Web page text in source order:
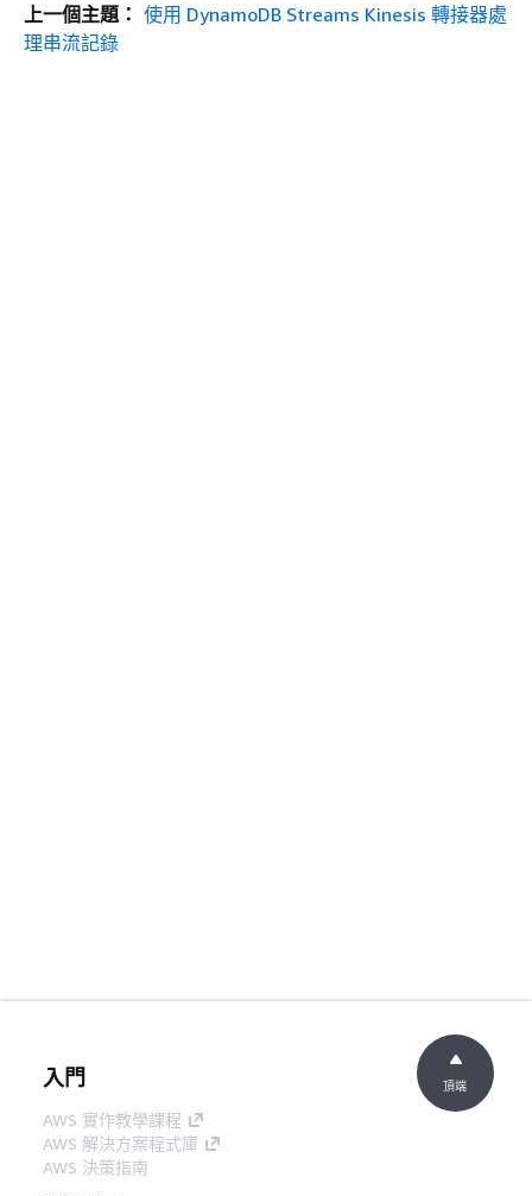
上一個主題： 使用 DynamoDB Streams Kinesis 轉接器處
理串流記錄
入門
AWS 實作教學課程
AWS 解決方案程式庫
AWS 決策指南
頂端